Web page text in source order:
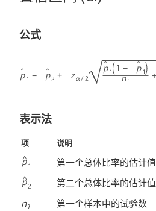
公式
表示法
项 说明
第一个总体比率的估计值
第二个总体比率的估计值
n1
第一个样本中的试验数